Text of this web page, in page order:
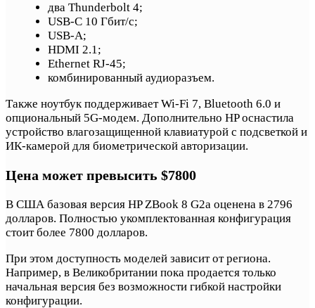
два Thunderbolt 4;
USB-C 10 Гбит/с;
USB-A;
HDMI 2.1;
Ethernet RJ-45;
комбинированный аудиоразъем.
Также ноутбук поддерживает Wi-Fi 7, Bluetooth 6.0 и
опциональный 5G-модем. Дополнительно HP оснастила
устройство влагозащищенной клавиатурой с подсветкой и
ИК-камерой для биометрической авторизации.
Цена может превысить $7800
В США базовая версия HP ZBook 8 G2a оценена в 2796
долларов. Полностью укомплектованная конфигурация
стоит более 7800 долларов.
При этом доступность моделей зависит от региона.
Например, в Великобритании пока продается только
начальная версия без возможности гибкой настройки
конфигурации.